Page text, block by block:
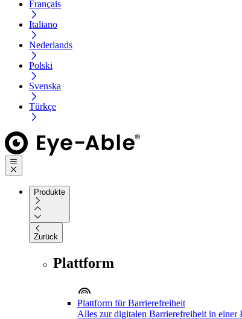
Français
Italiano
Nederlands
Polski
Svenska
Türkçe
Produkte
Zurück
Plattform
Plattform für Barrierefreiheit
Alles zur digitalen Barrierefreiheit in einer